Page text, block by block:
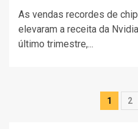
As vendas recordes de
elevaram a receita da
último trimestre,...
1 2